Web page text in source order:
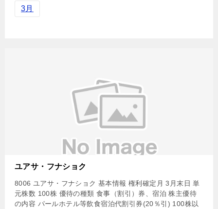
3月
ユアサ・フナショク
8006 ユアサ・フナショク 基本情報 権利確定月 3月末日 単
元株数 100株 優待の種類 食事（割引）券、宿泊 株主優待
の内容 パールホテル等飲食宿泊代割引券(20％引) 100株以